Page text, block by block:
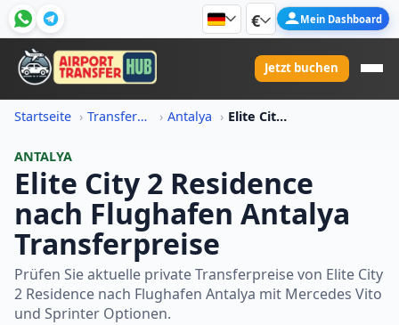
€ Mein Dashboard
Jetzt buchen
Startseite Transferpreis-Informationen Antalya Elite City 2 Residence Nach Flughafen Antalya Transferpreis
ANTALYA
Elite City 2 Residence
nach Flughafen Antalya
Transferpreise
Prüfen Sie aktuelle private Transferpreise von Elite City
2 Residence nach Flughafen Antalya mit Mercedes Vito
und Sprinter Optionen.